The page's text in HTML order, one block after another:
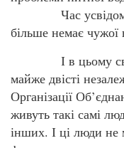
Час
більше немає чужої
І в цьому світі
майже двісті
Організації
живуть такі самі
інших. І ці люди не